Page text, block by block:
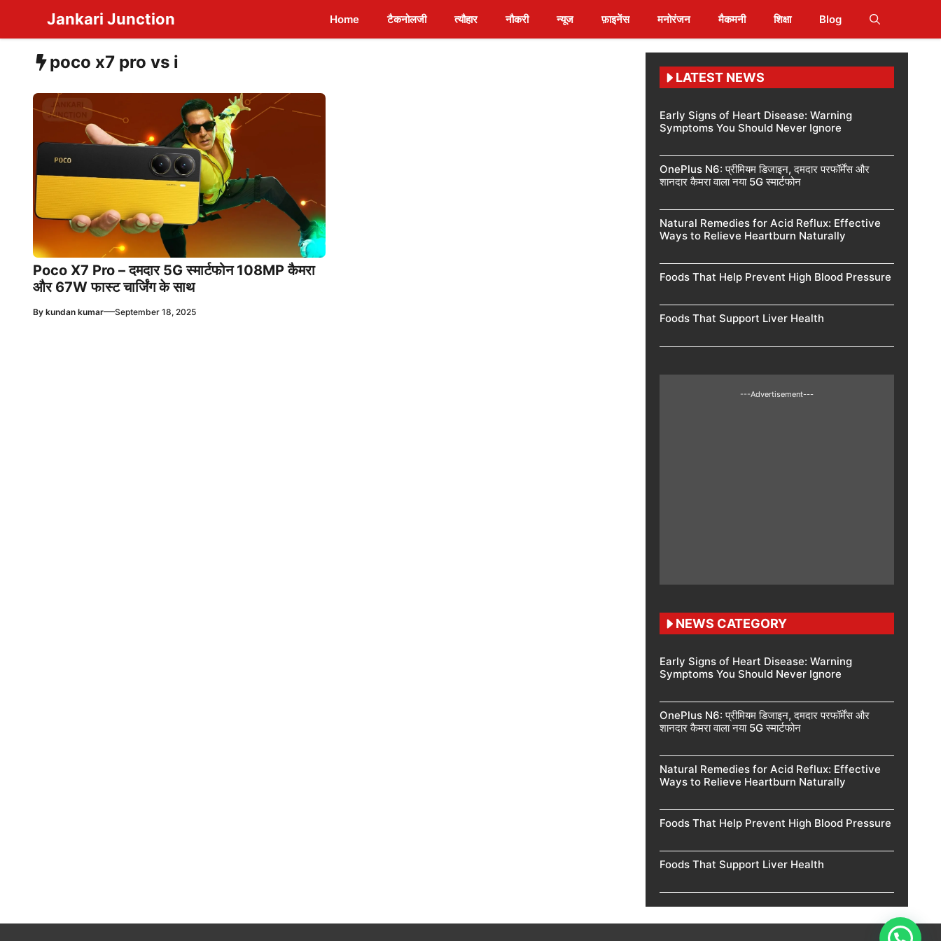
content
Jankari Junction Home टैकनोलजी त्यौहार नौकरी न्यूज फ़ाइनेंस मनोरंजन मैकमनी शिक्षा Blog
poco x7 pro vs i
Poco X7 Pro – दमदार 5G स्मार्टफोन 108MP कैमरा
और 67W फास्ट चार्जिंग के साथ
By kundan kumar—September 18, 2025
LATEST NEWS
Early Signs of Heart Disease: Warning
Symptoms You Should Never Ignore
OnePlus N6: प्रीमियम डिजाइन, दमदार परफॉर्मेंस और
शानदार कैमरा वाला नया 5G स्मार्टफोन
Natural Remedies for Acid Reflux: Effective
Ways to Relieve Heartburn Naturally
Foods That Help Prevent High Blood Pressure
Foods That Support Liver Health
---Advertisement---
NEWS CATEGORY
Early Signs of Heart Disease: Warning
Symptoms You Should Never Ignore
OnePlus N6: प्रीमियम डिजाइन, दमदार परफॉर्मेंस और
शानदार कैमरा वाला नया 5G स्मार्टफोन
Natural Remedies for Acid Reflux: Effective
Ways to Relieve Heartburn Naturally
Foods That Help Prevent High Blood Pressure
Foods That Support Liver Health